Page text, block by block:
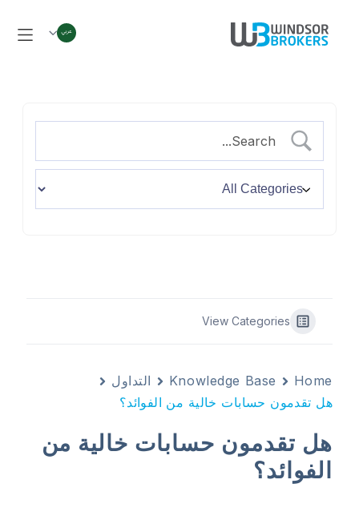
View Categories
Home
Knowledge Base
التداول
هل تقدمون حسابات خالية من الفوائد؟
هل تقدمون حسابات خالية من
الفوائد؟